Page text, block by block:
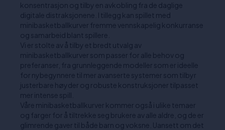
konsentrasjon og tilby en avkobling fra de daglige
digitale distraksjonene. I tillegg kan spillet med
minibasketballkurver fremme vennskapelig konkurranse
og samarbeid blant spillere.
Vi er stolte av å tilby et bredt utvalg av
minibasketballkurver som passer for alle behov og
preferanser, fra grunnleggende modeller som er ideelle
for nybegynnere til mer avanserte systemer som tilbyr
justerbare høyder og robuste konstruksjoner tilpasset
mer intense spill.
Våre minibasketballkurver kommer også i ulike temaer
og farger for å tiltrekke seg brukere av alle aldre, og de er
glimrende gaver til både barn og voksne. Uansett om det